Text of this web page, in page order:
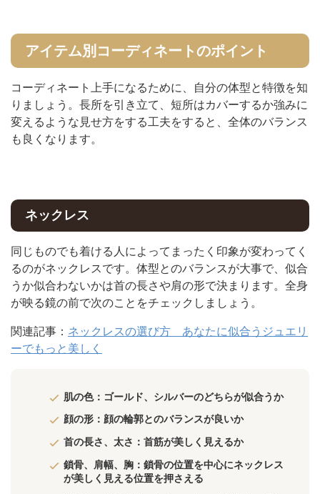
アイテム別コーディネートのポイント
コーディネート上手になるために、自分の体型と特徴を知
りましょう。長所を引き立て、短所はカバーするか強みに
変えるような見せ方をする工夫をすると、全体のバランス
も良くなります。
ネックレス
同じものでも着ける人によってまったく印象が変わってく
るのがネックレスです。体型とのバランスが大事で、似合
うか似合わないかは首の長さや肩の形で決まります。全身
が映る鏡の前で次のことをチェックしましょう。
関連記事： ネックレスの選び方 あなたに似合うジュエリ
ーでもっと美しく
肌の色：ゴールド、シルバーのどちらが似合うか
顔の形：顔の輪郭とのバランスが良いか
首の長さ、太さ：首筋が美しく見えるか
鎖骨、肩幅、胸：鎖骨の位置を中心にネックレス
が美しく見える位置を押さえる